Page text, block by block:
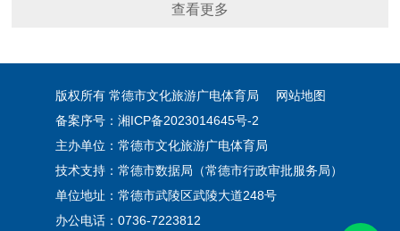
查看更多
版权所有 常德市文化旅游广电体育局
网站地图
备案序号：湘ICP备2023014645号-2
主办单位：常德市文化旅游广电体育局
技术支持：常德市数据局（常德市行政审批服务局）
单位地址：常德市武陵区武陵大道248号
办公电话：0736-7223812